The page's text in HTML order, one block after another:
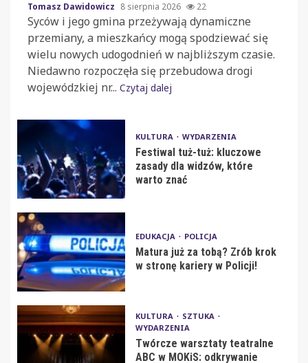
Tomasz Dawidowicz 8 sierpnia 2026 22
Syców i jego gmina przeżywają dynamiczne
przemiany, a mieszkańcy mogą spodziewać się
wielu nowych udogodnień w najbliższym czasie.
Niedawno rozpoczęła się przebudowa drogi
wojewódzkiej nr... Czytaj dalej
KULTURA WYDARZENIA
Festiwal tuż-tuż: kluczowe
zasady dla widzów, które
warto znać
EDUKACJA POLICJA
Matura już za tobą? Zrób krok
w stronę kariery w Policji!
KULTURA
SZTUKA
WYDARZENIA
Twórcze warsztaty teatralne
ABC w MOKiS: odkrywanie